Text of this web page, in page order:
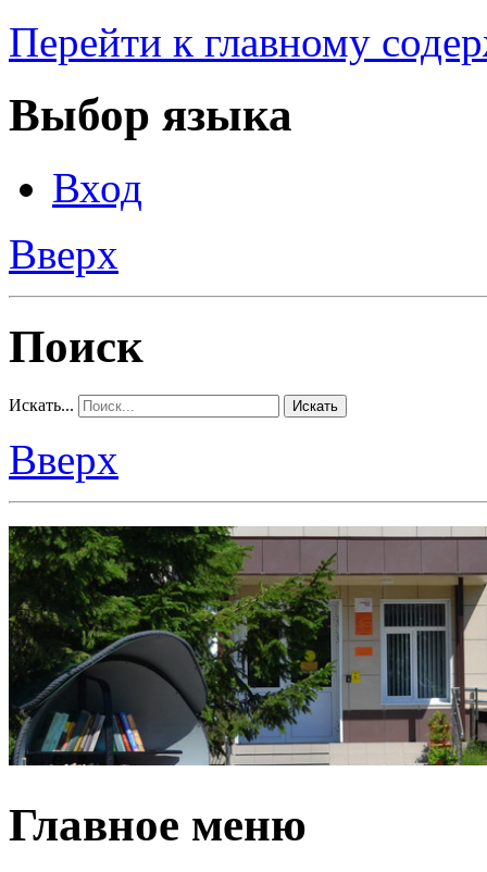
Перейти к главному
Выбор языка
Вход
Вверх
Поиск
Искать... Искать
Вверх
Главное меню